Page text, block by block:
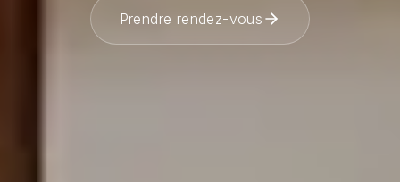
Prendre rendez-vous